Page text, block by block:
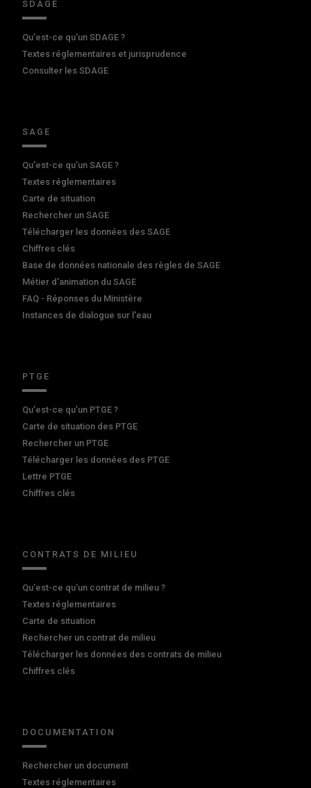
SDAGE
Qu'est-ce qu'un SDAGE ?
Textes réglementaires et jurisprudence
Consulter les SDAGE
SAGE
Qu'est-ce qu'un SAGE ?
Textes réglementaires
Carte de situation
Rechercher un SAGE
Télécharger les données des SAGE
Chiffres clés
Base de données nationale des règles de SAGE
Métier d'animation du SAGE
FAQ - Réponses du Ministère
Instances de dialogue sur l'eau
PTGE
Qu’est-ce qu’un PTGE ?
Carte de situation des PTGE
Rechercher un PTGE
Télécharger les données des PTGE
Lettre PTGE
Chiffres clés
CONTRATS DE MILIEU
Qu'est-ce qu'un contrat de milieu ?
Textes réglementaires
Carte de situation
Rechercher un contrat de milieu
Télécharger les données des contrats de milieu
Chiffres clés
DOCUMENTATION
Rechercher un document
Textes réglementaires